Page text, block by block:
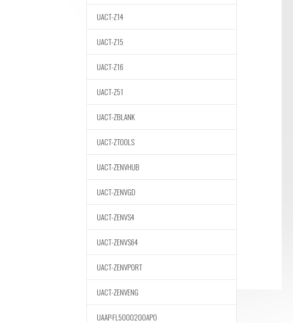
UACT-Z14
UACT-Z15
UACT-Z16
UACT-Z51
UACT-ZBLANK
UACT-ZTOOLS
UACT-ZENVHUB
UACT-ZENVGD
UACT-ZENVS4
UACT-ZENVS64
UACT-ZENVPORT
UACT-ZENVENG
UAAP-FL5000200APO